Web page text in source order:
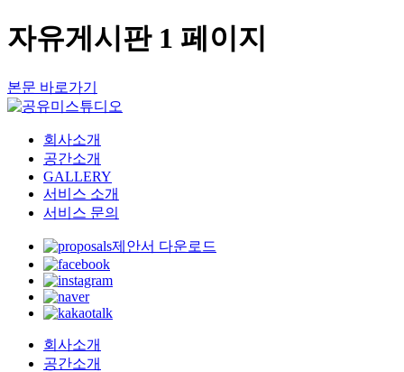
자유게시판 1 페이지
본문 바로가기
회사소개
공간소개
GALLERY
서비스 소개
서비스 문의
제안서 다운로드
회사소개
공간소개